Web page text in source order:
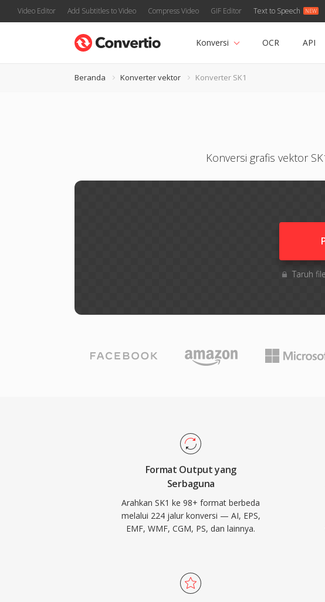
Video Editor Add Subtitles to Video Compress Video GIF Editor Text to Speech
Konversi OCR API
Beranda Konverter vektor Konverter SK1
Konversi grafis vektor
Taruh
Format Output yang
Serbaguna
Arahkan SK1 ke 98+ format berbeda
melalui 224 jalur konversi — AI, EPS,
EMF, WMF, CGM, PS, dan lainnya.